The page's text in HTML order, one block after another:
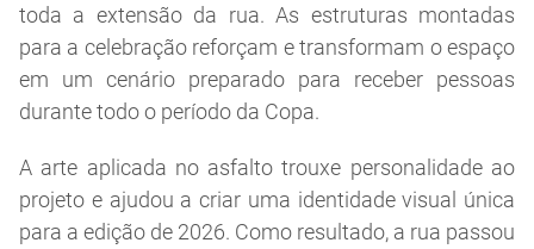
toda a extensão da rua. As estruturas montadas
para a celebração reforçam e transformam o espaço
em um cenário preparado para receber pessoas
durante todo o período da Copa.
A arte aplicada no asfalto trouxe personalidade ao
projeto e ajudou a criar uma identidade visual única
para a edição de 2026. Como resultado, a rua passou